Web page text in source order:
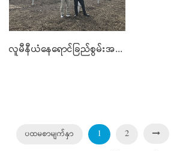
လူမီနီယံနေရောင်ခြည်စွမ်းအင်သုံး MOUNTING ဖွဲ့စည်းပုံမှာ
ပထမစာမျက်နှာ 1 2